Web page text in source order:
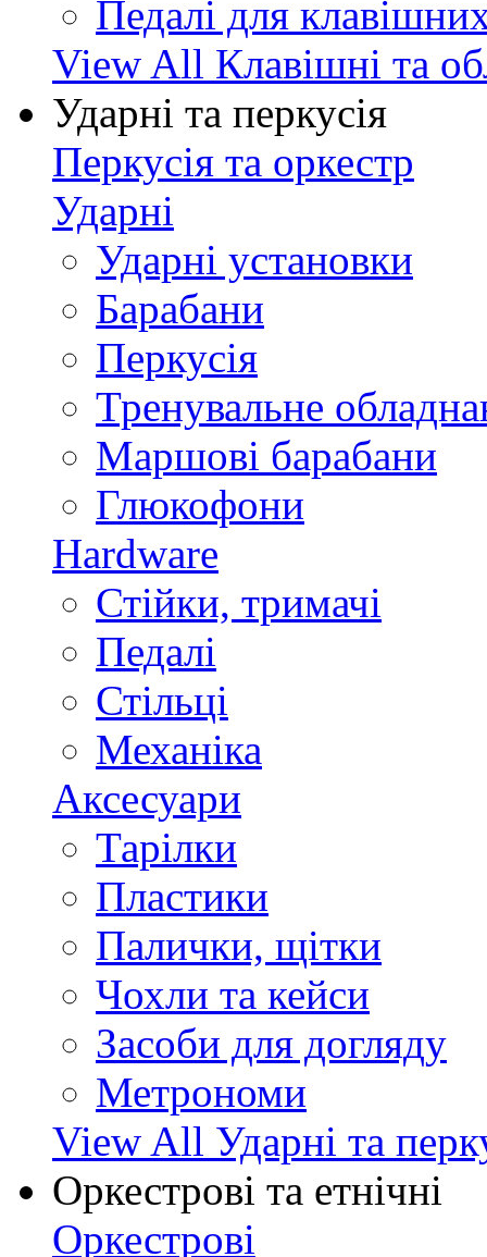
Педалі для
View All Клавішні та
Ударні та перкусія
Перкусія та оркестр
Ударні
Ударні установки
Барабани
Перкусія
Тренувальне
Маршові барабани
Глюкофони
Hardware
Стійки, тримачі
Педалі
Стільці
Механіка
Аксесуари
Тарілки
Пластики
Палички, щітки
Чохли та кейси
Засоби для догляду
Метрономи
View All Ударні та
Оркестрові та етнічні
Оркестрові